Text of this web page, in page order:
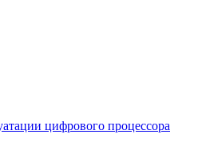
цифрового процессора